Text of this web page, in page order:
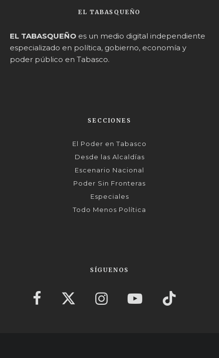
EL TABASQUEÑO
EL TABASQUEÑO es un medio digital independiente
especializado en política, gobierno, economía y
poder público en Tabasco.
SECCIONES
El Poder en Tabasco
Desde las Alcaldías
Escenario Nacional
Poder Sin Fronteras
Especiales
Todo Menos Política
SÍGUENOS